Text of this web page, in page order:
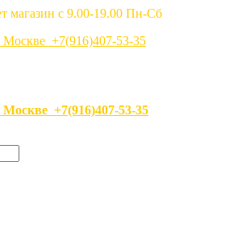
магазин с 9.00-19.00 Пн-Сб
Москве +7(916)407-53-35
+7(916)407-53-35